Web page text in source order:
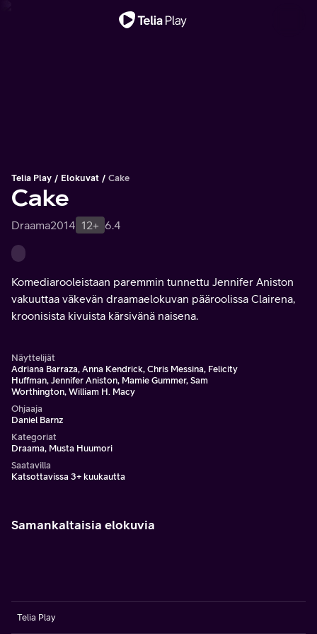
Telia Play Elokuvat Cake
Cake
Draama2014 12+ 6.4
Komediarooleistaan paremmin tunnettu Jennifer Aniston
vakuuttaa väkevän draamaelokuvan pääroolissa Clairena,
kroonisista kivuista kärsivänä naisena.
Näyttelijät
Adriana Barraza, Anna Kendrick, Chris Messina, Felicity
Huffman, Jennifer Aniston, Mamie Gummer, Sam
Worthington, William H. Macy
Ohjaaja
Daniel Barnz
Kategoriat
Draama, Musta Huumori
Saatavilla
Katsottavissa 3+ kuukautta
Samankaltaisia elokuvia
Telia Play